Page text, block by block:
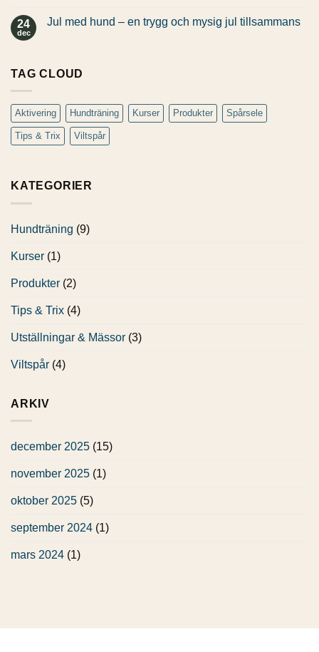
stor
skillnad
och
till
–
effektiv
rätt
teknik
24
dec
Jul med hund – en trygg och mysig jul tillsammans
med
trygg
och
mysig
jul
tillsammans
TAG CLOUD
Aktivering Hundträning Kurser Produkter Spårsele
Tips & Trix Viltspår
KATEGORIER
Hundträning (9)
Kurser (1)
Produkter (2)
Tips & Trix (4)
Utställningar & Mässor (3)
Viltspår (4)
ARKIV
december 2025 (15)
november 2025 (1)
oktober 2025 (5)
september 2024 (1)
mars 2024 (1)